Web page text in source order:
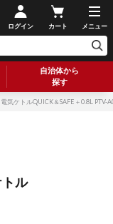
ログイン カート メニュー
自治体から
探す
気ケトルQUICK＆SAFE＋0.8L PTV-
ル